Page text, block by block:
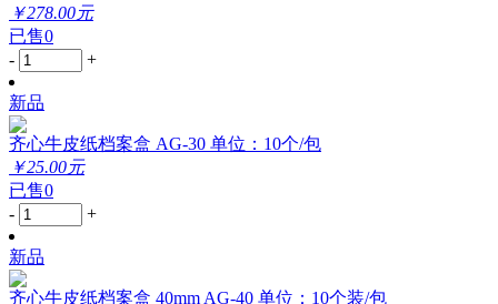
￥278.00元
已售0
-
+
新品
齐心牛皮纸档案盒 AG-30 单位：10个/包
￥25.00元
已售0
-
+
新品
齐心牛皮纸档案盒 40mm AG-40 单位：10个装/包